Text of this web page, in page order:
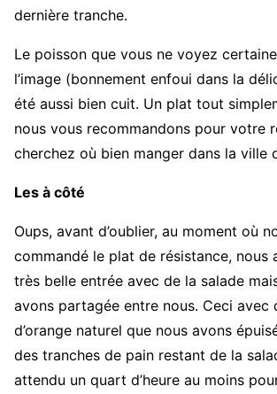
dernière tranche.
Le poisson que vous ne voyez
l’image (bonnement enfoui dans la
été aussi bien cuit. Un plat tout
nous vous recommandons pour votre
cherchez où bien manger dans la ville
Les à côté
Oups, avant d’oublier, au moment où
commandé le plat de résistance, nous
très belle entrée avec de la salade
avons partagée entre nous. Ceci avec
d’orange naturel que nous avons
des tranches de pain restant de la
attendu un quart d’heure au moins